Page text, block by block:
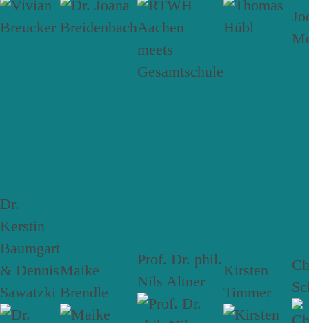
Dr.
Kerstin
Baumgart
& Dennis
Sawatzki
Maike
Brendle
Prof. Dr. phil.
Nils Altner
Kirsten
Timmer